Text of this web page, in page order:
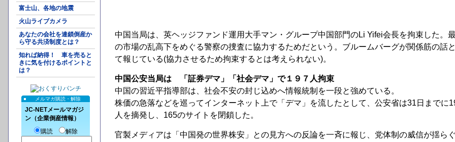
富士山、各地の地震
火山ライブカメラ
あなたの会社を連鎖倒産か
ら守る共済制度とは？
知れば納得！ 車を売ると
きに気を付けるポイントと
は？
メルマガ購読・解除
JC-NETメールマガジ
ン（企業倒産情報）
購読
解除
中国当局は、英ヘッジファンド運用大手マン・グループ中国部門のLi Yifei会長を拘束した。
の市場の乱高下をめぐる警察の捜査に協力するためだという。ブルームバーグが関係筋の話
て報じている(協力させるため拘束するとは考えられない)。
中国公安当局は 「証券デマ」「社会デマ」で１９７人拘束
中国の習近平指導部は、社会不安の封じ込めへ情報統制を一段と強めている。
株価の急落などを巡ってインターネット上で「デマ」を流したとして、公安省は31日までに
人を摘発し、165のサイトを閉鎖した。
官製メディアは「中国発の世界株安」との見方への反論を一斉に報じ、党体制の威信が揺ら